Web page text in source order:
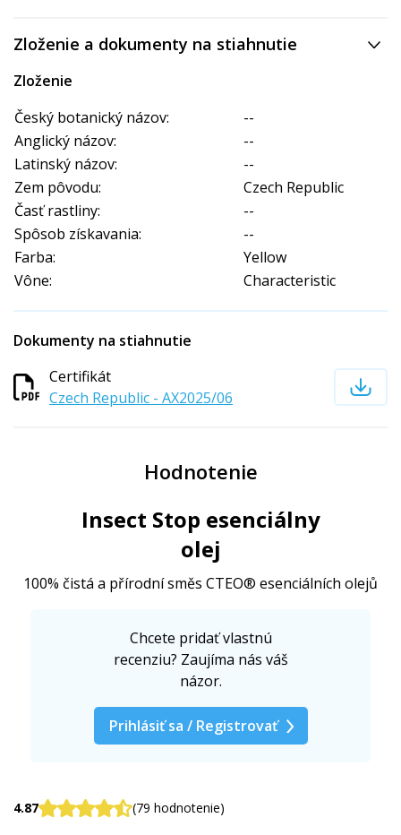
Zloženie a dokumenty na stiahnutie
Zloženie
Český botanický názov:
--
Anglický názov:
--
Latinský názov:
--
Zem pôvodu:
Czech Republic
Časť rastliny:
--
Spôsob získavania:
--
Farba:
Yellow
Vône:
Characteristic
Dokumenty na stiahnutie
Certifikát
Czech Republic - AX2025/06
Hodnotenie
Insect Stop esenciálny
olej
100% čistá a přírodní směs CTEO® esenciálních olejů
Chcete pridať vlastnú
recenziu? Zaujíma nás váš
názor.
Prihlásiť sa / Registrovať
4.87 (79 hodnotenie)